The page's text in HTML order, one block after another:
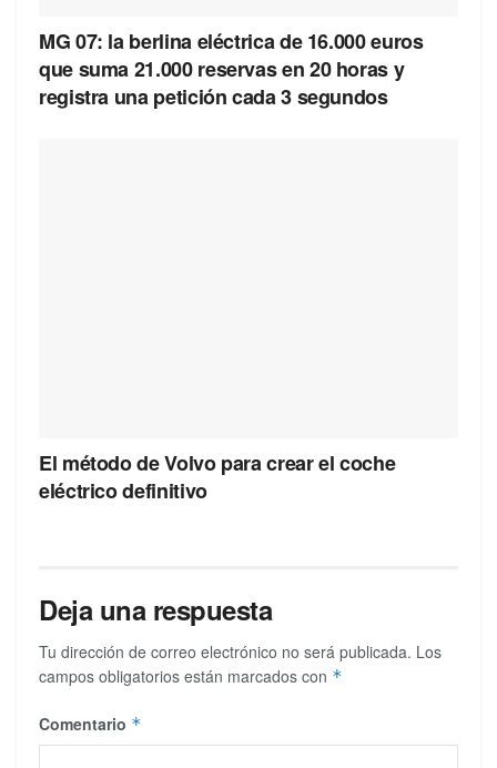
MG 07: la berlina eléctrica de 16.000 euros
que suma 21.000 reservas en 20 horas y
registra una petición cada 3 segundos
El método de Volvo para crear el coche
eléctrico definitivo
Deja una respuesta
Tu dirección de correo electrónico no será publicada. Los
campos obligatorios están marcados con *
Comentario *